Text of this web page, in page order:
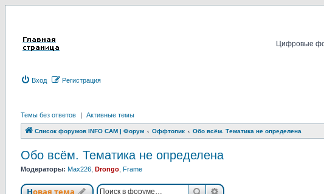
Цифровые
Вход Регистрация
Темы без ответов | Активные темы
Список форумов INFO CAM | Форум Оффтопик Обо всём. Тематика не определена
Обо всём. Тематика не определена
Модераторы: Max226 Drongo Frame
Новая тема
Новая тема ПоискРасширенный поиск